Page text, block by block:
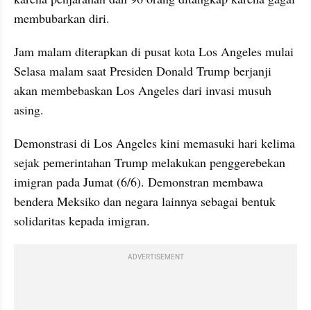
membubarkan diri.
Jam malam diterapkan di pusat kota Los Angeles mulai
Selasa malam saat Presiden Donald Trump berjanji
akan membebaskan Los Angeles dari invasi musuh
asing.
Demonstrasi di Los Angeles kini memasuki hari kelima
sejak pemerintahan Trump melakukan penggerebekan
imigran pada Jumat (6/6). Demonstran membawa
bendera Meksiko dan negara lainnya sebagai bentuk
solidaritas kepada imigran.
ADVERTISEMENT